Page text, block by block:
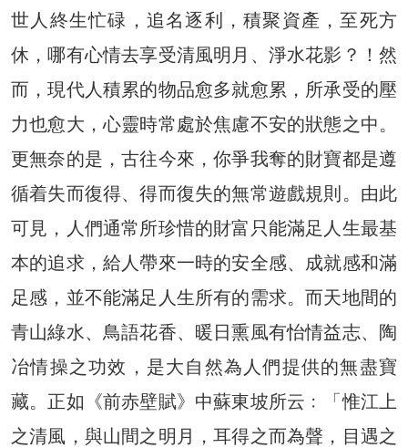
世人終生忙碌，追名逐利，積聚資產，至死方
休，哪有心情去享受清風明月、淨水花影？！然
而，現代人積累的物品愈多就愈累，所承受的壓
力也愈大，心靈時常處於焦慮不安的狀態之中。
更無奈的是，古往今來，你爭我奪的財寶都是遵
循着失而復得、得而復失的無常遊戲規則。由此
可見，人們通常所珍惜的財富只能滿足人生最基
本的追求，給人帶來一時的安全感、成就感和滿
足感，並不能滿足人生所有的需求。而天地間的
青山綠水、鳥語花香、暖日熏風有怡情益志、陶
冶情操之功效，是大自然為人們提供的無盡寶
藏。正如《前赤壁賦》中蘇東坡所云﹕「惟江上
之清風，與山間之明月，耳得之而為聲，目遇之